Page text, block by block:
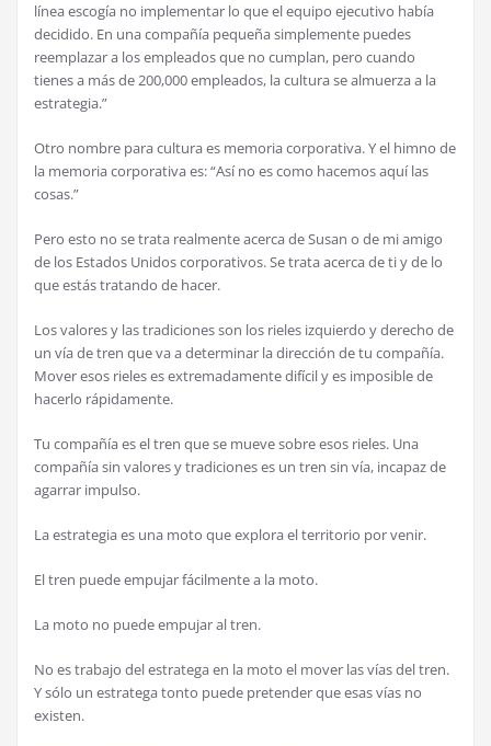
línea escogía no implementar lo que el equipo ejecutivo había
decidido. En una compañía pequeña simplemente puedes
reemplazar a los empleados que no cumplan, pero cuando
tienes a más de 200,000 empleados, la cultura se almuerza a la
estrategia.”
Otro nombre para cultura es memoria corporativa. Y el himno de
la memoria corporativa es: “Asíno es como hacemos aquílas
cosas.”
Pero esto no se trata realmente acerca de Susan o de mi amigo
de los Estados Unidos corporativos. Se trata acerca de ti y de lo
que estás tratando de hacer.
Los valores y las tradiciones son los rieles izquierdo y derecho de
un vía de tren que va a determinar la dirección de tu compañía.
Mover esos rieles es extremadamente difícil y es imposible de
hacerlo rápidamente.
Tu compañía es el tren que se mueve sobre esos rieles. Una
compañía sin valores y tradiciones es un tren sin vía, incapaz de
agarrar impulso.
La estrategia es una moto que explora el territorio por venir.
El tren puede empujar fácilmente a la moto.
La moto no puede empujar al tren.
No es trabajo del estratega en la moto el mover las vías del tren.
Y sólo un estratega tonto puede pretender que esas vías no
existen.